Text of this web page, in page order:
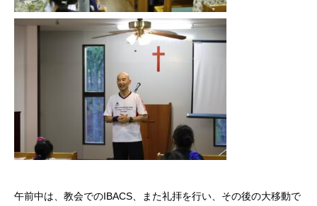
午前中は、教会でのIBACS、また礼拝を行い、その後の大移動で